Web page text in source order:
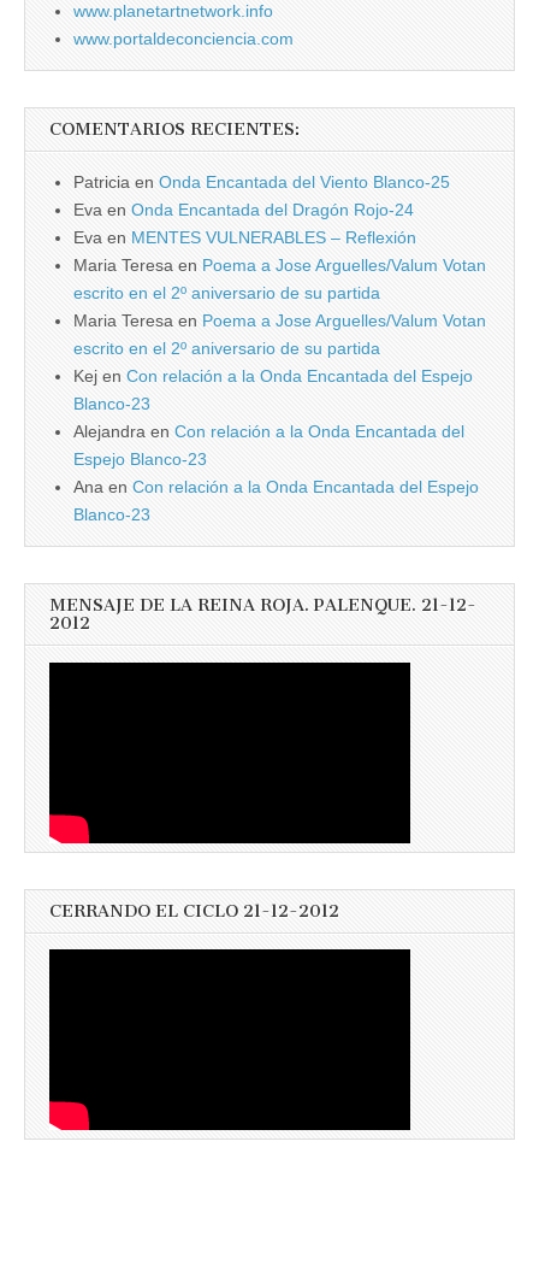
www.planetartnetwork.info
www.portaldeconciencia.com
COMENTARIOS RECIENTES:
Patricia en Onda Encantada del Viento Blanco-25
Eva en Onda Encantada del Dragón Rojo-24
Eva en MENTES VULNERABLES – Reflexión
Maria Teresa en Poema a Jose Arguelles/Valum Votan
escrito en el 2º aniversario de su partida
Maria Teresa en Poema a Jose Arguelles/Valum Votan
escrito en el 2º aniversario de su partida
Kej en Con relación a la Onda Encantada del Espejo
Blanco-23
Alejandra en Con relación a la Onda Encantada del
Espejo Blanco-23
Ana en Con relación a la Onda Encantada del Espejo
Blanco-23
MENSAJE DE LA REINA ROJA. PALENQUE. 21-12-
2012
CERRANDO EL CICLO 21-12-2012